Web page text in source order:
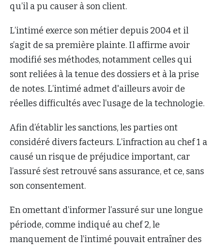
qu’il a pu causer à son client.
L’intimé exerce son métier depuis 2004 et il
s’agit de sa première plainte. Il affirme avoir
modifié ses méthodes, notamment celles qui
sont reliées à la tenue des dossiers et à la prise
de notes. L’intimé admet d'ailleurs avoir de
réelles difficultés avec l’usage de la technologie.
Afin d’établir les sanctions, les parties ont
considéré divers facteurs. L’infraction au chef 1 a
causé un risque de préjudice important, car
l’assuré s’est retrouvé sans assurance, et ce, sans
son consentement.
En omettant d’informer l’assuré sur une longue
période, comme indiqué au chef 2, le
manquement de l’intimé pouvait entraîner des